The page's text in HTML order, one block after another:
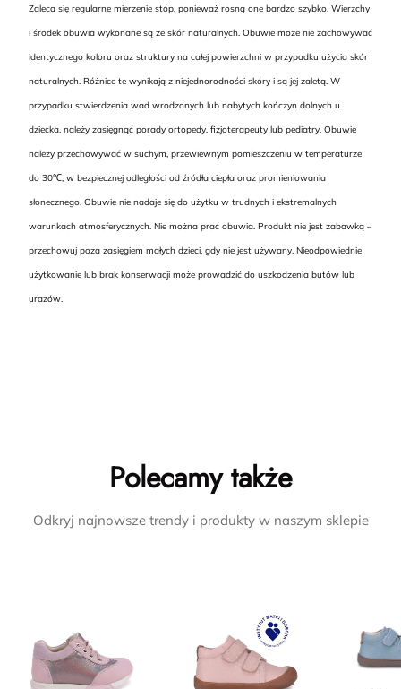
Zaleca się regularne mierzenie stóp, ponieważ rosną one bardzo szybko. Wierzchy
i środek obuwia wykonane są ze skór naturalnych. Obuwie może nie zachowywać
identycznego koloru oraz struktury na całej powierzchni w przypadku użycia skór
naturalnych. Różnice te wynikają z niejednorodności skóry i są jej zaletą. W
przypadku stwierdzenia wad wrodzonych lub nabytych kończyn dolnych u
dziecka, należy zasięgnąć porady ortopedy, fizjoterapeuty lub pediatry. Obuwie
należy przechowywać w suchym, przewiewnym pomieszczeniu w temperaturze
do 30℃, w bezpiecznej odległości od źródła ciepła oraz promieniowania
słonecznego. Obuwie nie nadaje się do użytku w trudnych i ekstremalnych
warunkach atmosferycznych. Nie można prać obuwia. Produkt nie jest zabawką –
przechowuj poza zasięgiem małych dzieci, gdy nie jest używany. Nieodpowiednie
użytkowanie lub brak konserwacji może prowadzić do uszkodzenia butów lub
urazów.
Polecamy także
Odkryj najnowsze trendy i produkty w naszym sklepie